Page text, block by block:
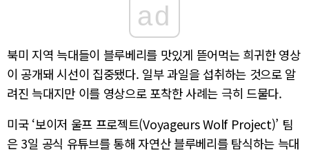
ad
북미 지역 늑대들이 블루베리를 맛있게 뜯어먹는 희귀한 영상
이 공개돼 시선이 집중됐다. 일부 과일을 섭취하는 것으로 알
려진 늑대지만 이를 영상으로 포착한 사례는 극히 드물다.
미국 ‘보이저 울프 프로젝트(Voyageurs Wolf Project)’ 팀
은 3일 공식 유튜브를 통해 자연산 블루베리를 탐식하는 늑대